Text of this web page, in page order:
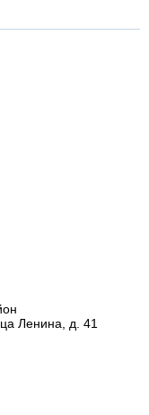
Ленина, д. 41